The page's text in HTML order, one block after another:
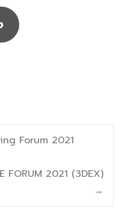
Forum 2021
FORUM 2021 (3DEX)
→